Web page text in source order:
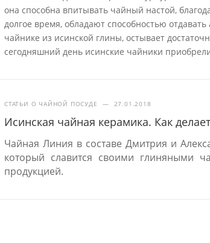
она способна впитывать чайный настой,
долгое время, обладают способностью
чайнике из исинской глины, остывает
сегодняшний день исинские чайники
СТАТЬИ О ЧАЙНОЙ ПОСУДЕ — 27.01.2018
Исинская чайная керамика. Как
Чайная Линия в составе Дмитрия и
который славится своими глиняными
продукцией.